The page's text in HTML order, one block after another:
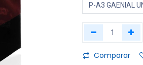
Comparar